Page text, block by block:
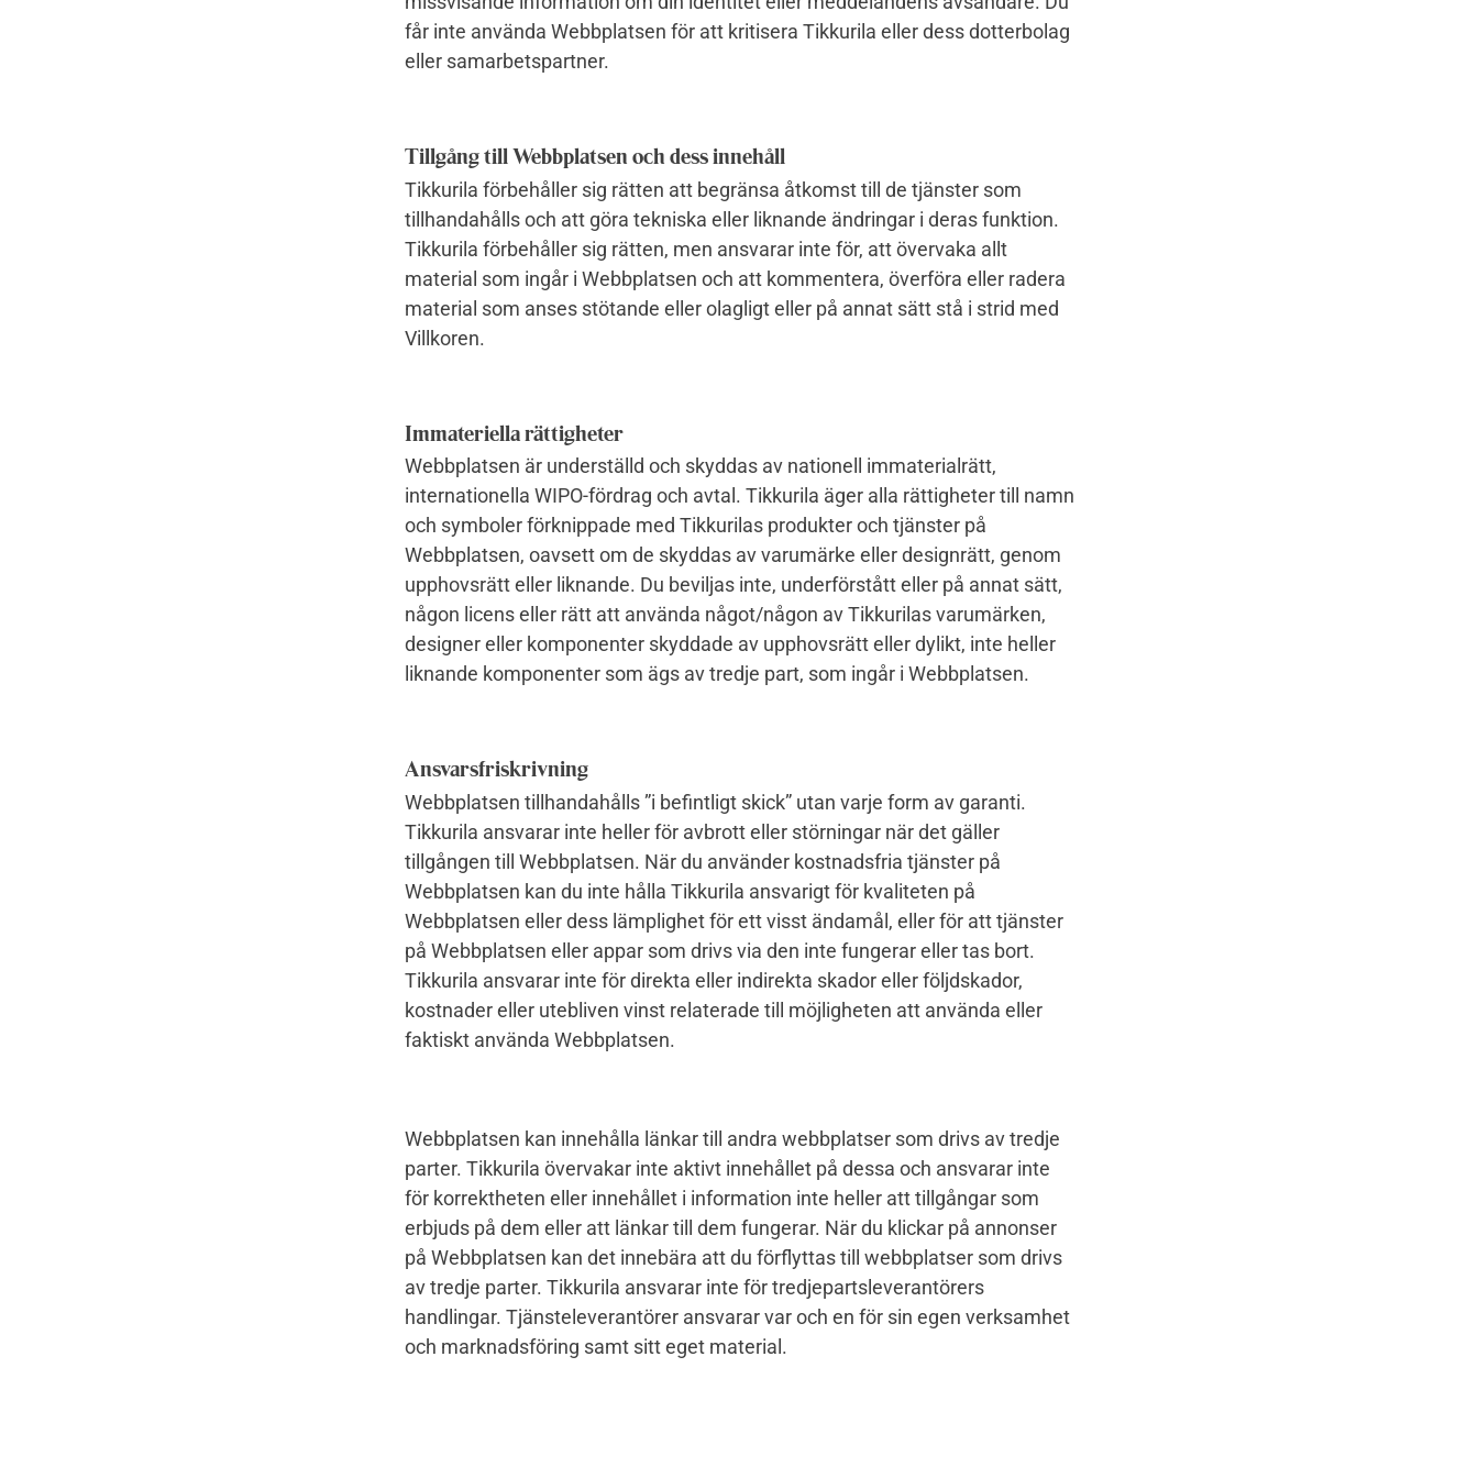
får inte använda Webbplatsen för att kritisera Tikkurila eller dess dotterbolag
eller samarbetspartner.
Tillgång till Webbplatsen och dess innehåll
Tikkurila förbehåller sig rätten att begränsa åtkomst till de tjänster som
tillhandahålls och att göra tekniska eller liknande ändringar i deras funktion.
Tikkurila förbehåller sig rätten, men ansvarar inte för, att övervaka allt
material som ingår i Webbplatsen och att kommentera, överföra eller radera
material som anses stötande eller olagligt eller på annat sätt stå i strid med
Villkoren.
Immateriella rättigheter
Webbplatsen är underställd och skyddas av nationell immaterialrätt,
internationella WIPO-fördrag och avtal. Tikkurila äger alla rättigheter till namn
och symboler förknippade med Tikkurilas produkter och tjänster på
Webbplatsen, oavsett om de skyddas av varumärke eller designrätt, genom
upphovsrätt eller liknande. Du beviljas inte, underförstått eller på annat sätt,
någon licens eller rätt att använda något/någon av Tikkurilas varumärken,
designer eller komponenter skyddade av upphovsrätt eller dylikt, inte heller
liknande komponenter som ägs av tredje part, som ingår i Webbplatsen.
Ansvarsfriskrivning
Webbplatsen tillhandahålls ”i befintligt skick” utan varje form av garanti.
Tikkurila ansvarar inte heller för avbrott eller störningar när det gäller
tillgången till Webbplatsen. När du använder kostnadsfria tjänster på
Webbplatsen kan du inte hålla Tikkurila ansvarigt för kvaliteten på
Webbplatsen eller dess lämplighet för ett visst ändamål, eller för att tjänster
på Webbplatsen eller appar som drivs via den inte fungerar eller tas bort.
Tikkurila ansvarar inte för direkta eller indirekta skador eller följdskador,
kostnader eller utebliven vinst relaterade till möjligheten att använda eller
faktiskt använda Webbplatsen.
Webbplatsen kan innehålla länkar till andra webbplatser som drivs av tredje
parter. Tikkurila övervakar inte aktivt innehållet på dessa och ansvarar inte
för korrektheten eller innehållet i information inte heller att tillgångar som
erbjuds på dem eller att länkar till dem fungerar. När du klickar på annonser
på Webbplatsen kan det innebära att du förflyttas till webbplatser som drivs
av tredje parter. Tikkurila ansvarar inte för tredjepartsleverantörers
handlingar. Tjänsteleverantörer ansvarar var och en för sin egen verksamhet
och marknadsföring samt sitt eget material.